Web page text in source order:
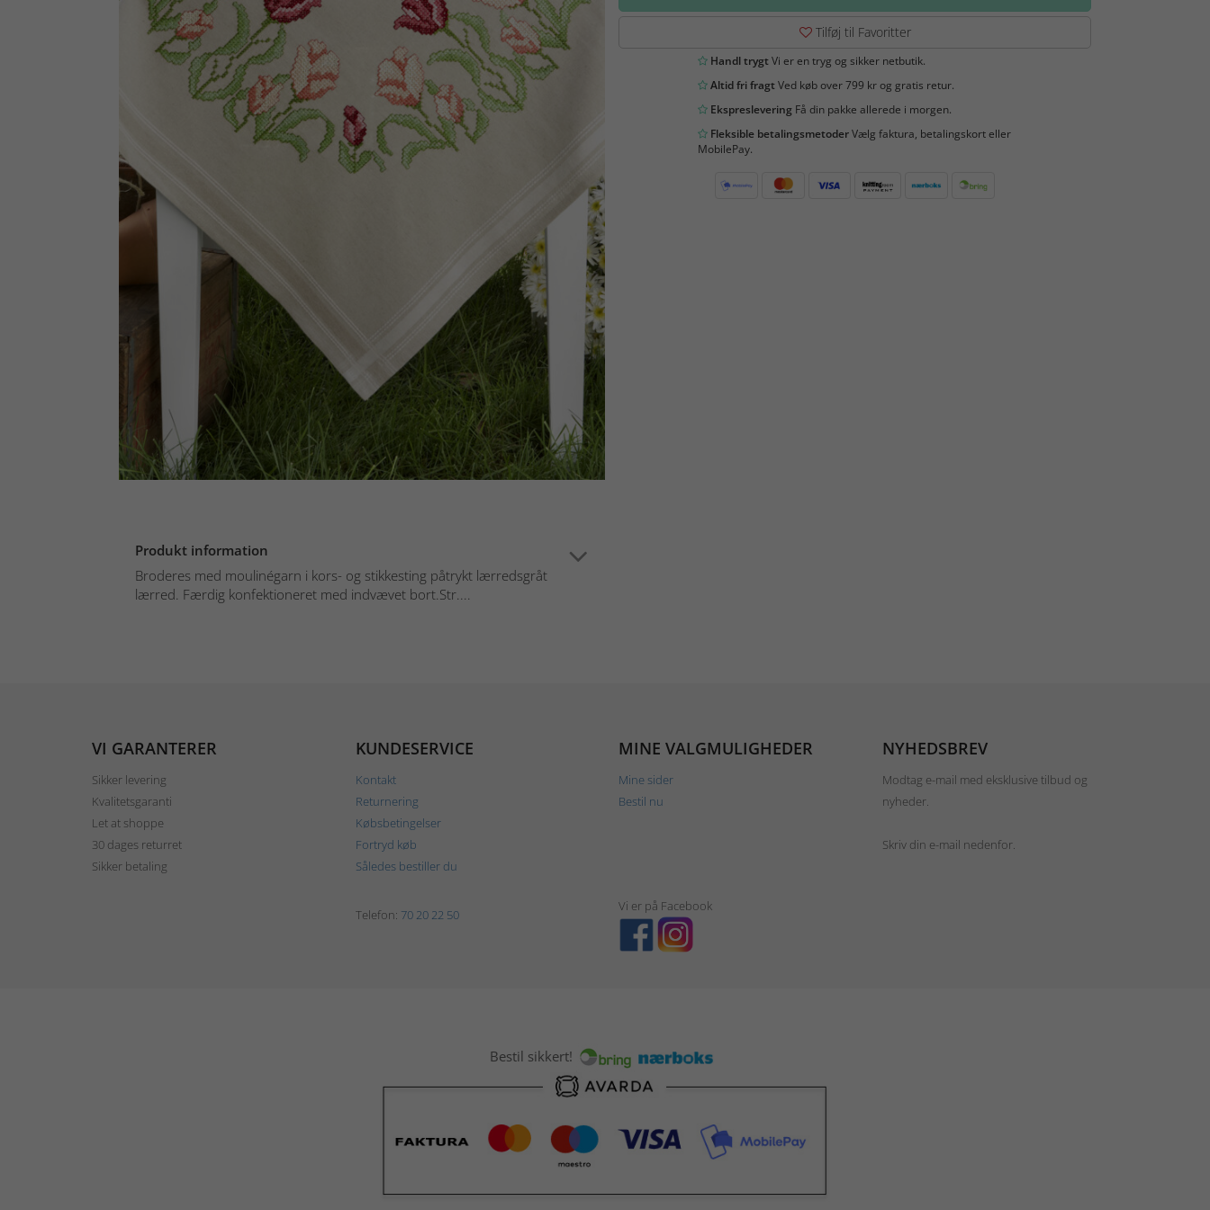
Produkt information
Broderes med moulinégarn i kors- og stikkesting påtrykt lærredsgråt
lærred. Færdig konfektioneret med indvævet bort.Str....
Tilføj til Favoritter
Handl trygtVi er en tryg og sikker netbutik.
Altid fri fragtVed køb over 799 kr og gratis retur.
EkspresleveringFå din pakke allerede i morgen.
Fleksible betalingsmetoderVælg faktura, betalingskort eller
MobilePay.
VI GARANTERER
Sikker levering
Kvalitetsgaranti
Let at shoppe
30 dages returret
Sikker betaling
KUNDESERVICE
Kontakt
Returnering
Købsbetingelser
Fortryd køb
Således bestiller du
MINE VALGMULIGHEDER
Mine sider
Bestil nu
NYHEDSBREV
Modtag e-mail med eksklusive tilbud og
nyheder.
Skriv din e-mail nedenfor.
Telefon: 70 20 22 50
Vi er på Facebook
Bestil sikkert!